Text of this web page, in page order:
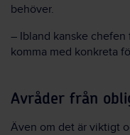
behöver.
– Ibland kanske chefen
komma med konkreta
Avråder från
Även om det är viktigt